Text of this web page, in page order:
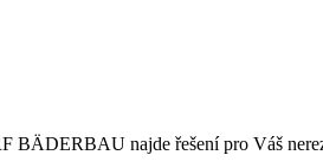
BÄDERBAU najde řešení pro Váš